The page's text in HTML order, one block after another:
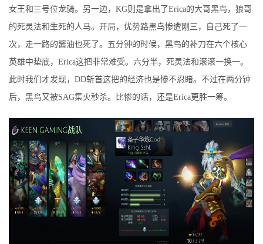
女王和三号位龙骑。另一边，KG则是拿出了Erica的大哥黑鸟，狼哥
的死灵法和生死的人马。开局，优势路黑鸟惨遭刚三，自己死了一
次，走一路的酱油也死了。五分钟的时候，黑鸟的补刀在六个核心
英雄中垫底，Erica这把非常难受。六分半，死灵法和滚滚一换一。
此时我们才发现，DD斩首这把的经济也是惨不忍睹。不过在两分钟
后，黑鸟又被SAG集火秒杀。比惨的话，还是Erica更胜一筹。